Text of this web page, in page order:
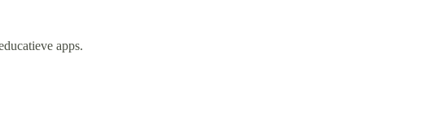
apps.